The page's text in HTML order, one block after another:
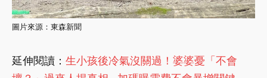
圖片來源：東森新聞
延伸閱讀： 生小孩後冷氣沒關過！婆婆憂「不會